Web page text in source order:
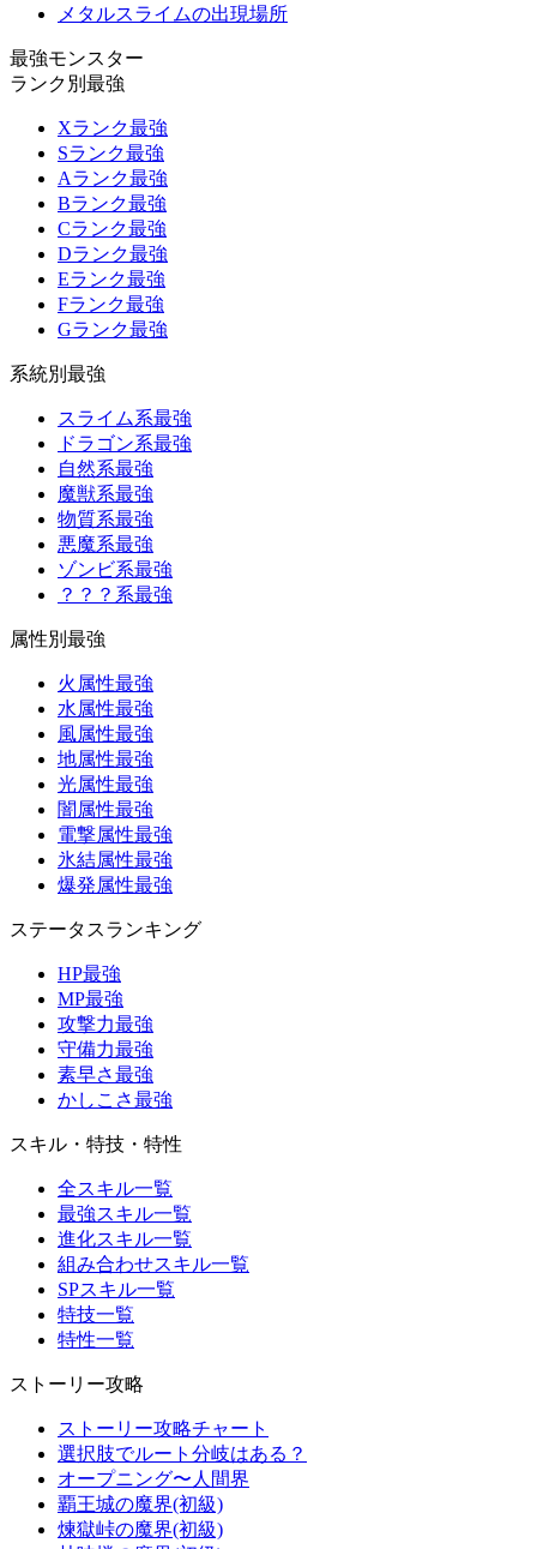
メタルスライムの出現場所
最強モンスター
ランク別最強
Xランク最強
Sランク最強
Aランク最強
Bランク最強
Cランク最強
Dランク最強
Eランク最強
Fランク最強
Gランク最強
系統別最強
スライム系最強
ドラゴン系最強
自然系最強
魔獣系最強
物質系最強
悪魔系最強
ゾンビ系最強
？？？系最強
属性別最強
火属性最強
水属性最強
風属性最強
地属性最強
光属性最強
闇属性最強
電撃属性最強
氷結属性最強
爆発属性最強
ステータスランキング
HP最強
MP最強
攻撃力最強
守備力最強
素早さ最強
かしこさ最強
スキル・特技・特性
全スキル一覧
最強スキル一覧
進化スキル一覧
組み合わせスキル一覧
SPスキル一覧
特技一覧
特性一覧
ストーリー攻略
ストーリー攻略チャート
選択肢でルート分岐はある？
オープニング〜人間界
覇王城の魔界(初級)
煉獄峠の魔界(初級)